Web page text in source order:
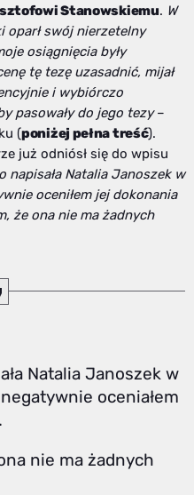
Stanowskiemu. W
oparł swój nierzetelny
osiągnięcia były
tę tezę uzasadnić, mijał
i wybiórczo
pasowały do jego tezy–
(poniżej pełna treść).
już odniósł się do wpisu
napisała Natalia Janoszek w
oceniłem jej dokonania
że ona nie ma żadnych
Natalia Janoszek w
oceniałem
nie ma żadnych